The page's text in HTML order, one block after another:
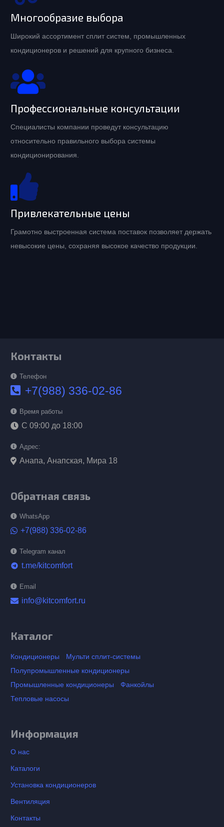
Многообразие выбора
Широкий ассортимент сплит систем, промышленных
кондиционеров и решений для крупного бизнеса.
Профессиональные консультации
Специалисты компании проведут консультацию
относительно правильного выбора системы
кондиционирования.
Привлекательные цены
Грамотно выстроенная система поставок позволяет держать
невысокие цены, сохраняя высокое качество продукции.
Контакты
Телефон
+7(988) 336-02-86
Время работы
С 09:00 до 18:00
Адрес:
Анапа, Анапская, Мира 18
Обратная связь
WhatsApp
+7(988) 336-02-86
Telegram канал
telegram t.me/kitcomfort
Email
info@kitcomfort.ru
Каталог
Кондиционеры
Мульти сплит-системы
Полупромышленные кондиционеры
Промышленные кондиционеры
Фанкойлы
Тепловые насосы
Информация
О нас
Каталоги
Установка кондиционеров
Вентиляция
Контакты